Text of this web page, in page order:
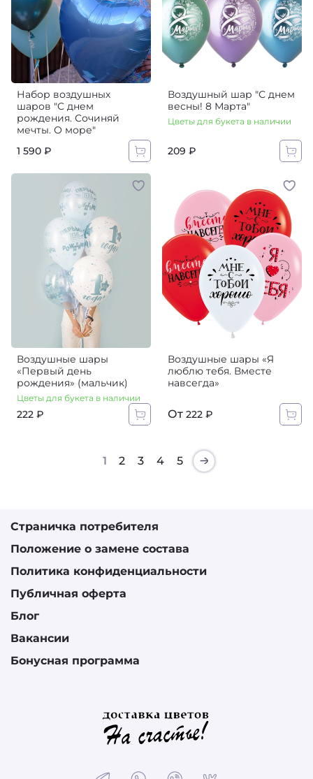
Набор воздушных
шаров "С днем
рождения. Сочиняй
мечты. О море"
1 590 ₽
Воздушный шар "С днем
весны! 8 Марта"
Цветы для букета в наличии
209 ₽
Воздушные шары
«Первый день
рождения»‎ (мальчик)
Цветы для букета в наличии
222 ₽
Воздушные шары «Я
люблю тебя. Вместе
навсегда»
От 222 ₽
1 2 3 4 5
Страничка потребителя
Положение о замене состава
Политика конфиденциальности
Публичная оферта
Блог
Вакансии
Бонусная программа